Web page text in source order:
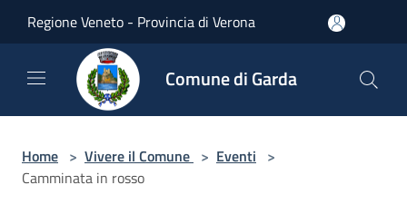
Regione Veneto - Provincia di Verona
Comune di Garda
Home > Vivere il Comune > Eventi >
Camminata in rosso